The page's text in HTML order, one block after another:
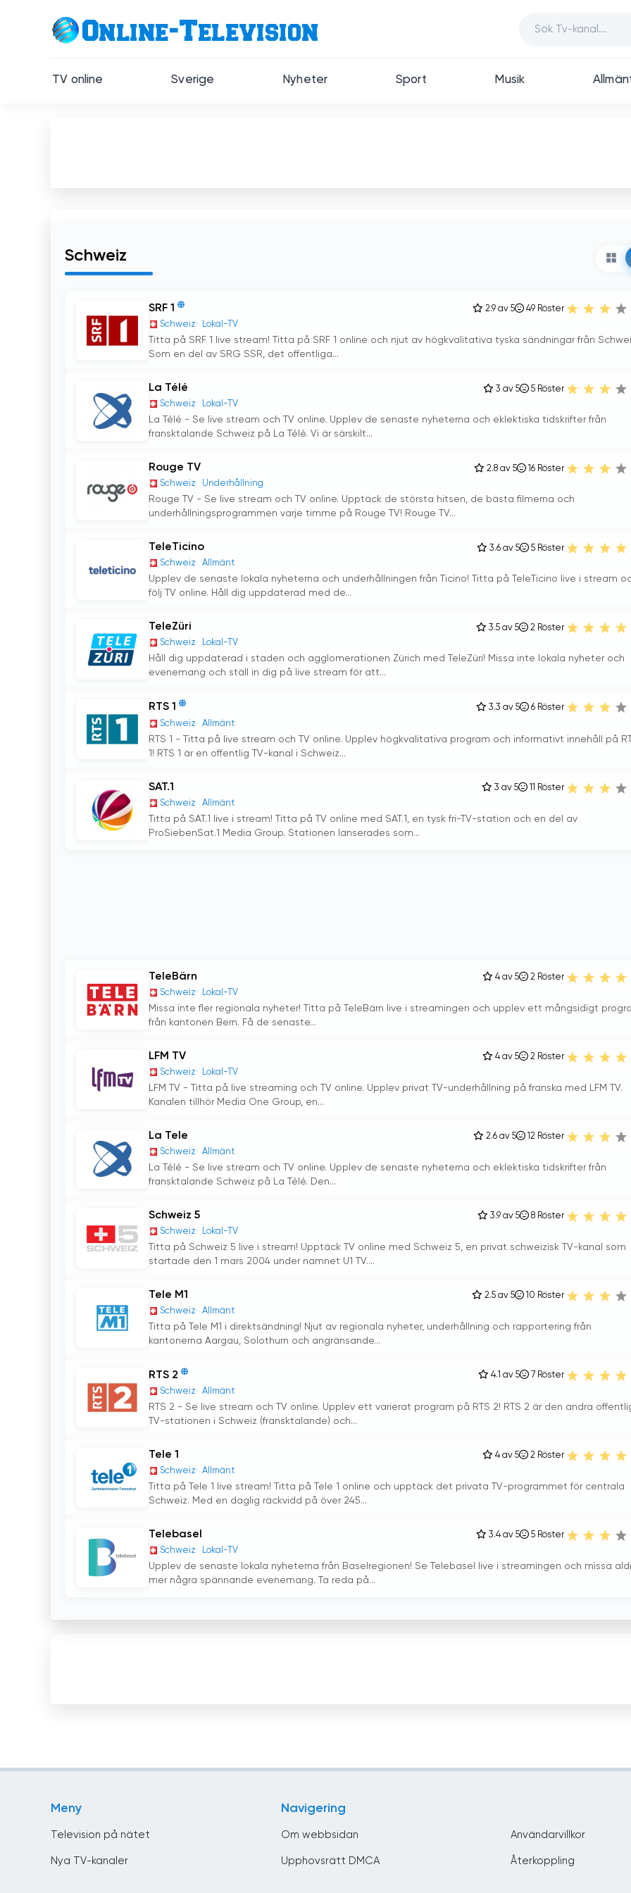
TV online Sverige Nyheter Sport Musik
Schweiz
SRF 1
Schweiz Lokal-TV
2.9 av 5 49 Röster
Titta på SRF 1 live stream! Titta på SRF 1 online och njut av högkvalitativa tyska sändningar från
Som en del av SRG SSR, det offentliga...
La Télé
Schweiz Lokal-TV
3 av 5 5 Röster
La Télé - Se live stream och TV online. Upplev de senaste nyheterna och eklektiska tidskrifter från
fransktalande Schweiz på La Télé. Vi är särskilt...
Rouge TV
Schweiz Underhållning
2.8 av 5 16 Röster
Rouge TV - Se live stream och TV online. Upptäck de största hitsen, de bästa filmerna och
underhållningsprogrammen varje timme på Rouge TV! Rouge TV...
TeleTicino
Schweiz Allmänt
3.6 av 5 5 Röster
Upplev de senaste lokala nyheterna och underhållningen från Ticino! Titta på TeleTicino live i stream
följ TV online. Håll dig uppdaterad med de...
TeleZüri
Schweiz Lokal-TV
3.5 av 5 2 Röster
Håll dig uppdaterad i staden och agglomerationen Zürich med TeleZüri! Missa inte lokala nyheter och
evenemang och ställ in dig på live stream för att...
RTS 1
Schweiz Allmänt
3.3 av 5 6 Röster
RTS 1 - Titta på live stream och TV online. Upplev högkvalitativa program och informativt innehåll på
1! RTS 1 är en offentlig TV-kanal i Schweiz...
SAT.1
Schweiz Allmänt
3 av 5 Röster
Titta på SAT.1 live i stream! Titta på TV online med SAT.1, en tysk fri-TV-station och en del av
ProSiebenSat.1 Media Group. Stationen lanserades som...
TeleBärn
Schweiz Lokal-TV
4 av 5 2 Röster
Missa inte fler regionala nyheter! Titta på TeleBärn live i streamingen och upplev ett mångsidigt
från kantonen Bern. Få de senaste...
LFM TV
Schweiz Lokal-TV
4 av 5 2 Röster
LFM TV - Titta på live streaming och TV online. Upplev privat TV-underhållning på franska med LFM TV.
Kanalen tillhör Media One Group, en...
La Tele
Schweiz Allmänt
2.6 av 5 12 Röster
La Télé - Se live stream och TV online. Upplev de senaste nyheterna och eklektiska tidskrifter från
fransktalande Schweiz på La Télé. Den...
Schweiz 5
Schweiz Lokal-TV
3.9 av 5 8 Röster
Titta på Schweiz 5 live i stream! Upptäck TV online med Schweiz 5, en privat schweizisk TV-kanal som
startade den 1 mars 2004 under namnet U1 TV....
Tele M1
Schweiz Allmänt
2.5 av 5 10 Röster
Titta på Tele M1 i direktsändning! Njut av regionala nyheter, underhållning och rapportering från
kantonerna Aargau, Solothurn och angränsande...
RTS 2
Schweiz Allmänt
4.1 av 5 7 Röster
RTS 2 - Se live stream och TV online. Upplev ett varierat program på RTS 2! RTS 2 är den andra
TV-stationen i Schweiz (fransktalande) och...
Tele 1
Schweiz Allmänt
4 av 5 2 Röster
Titta på Tele 1 live stream! Titta på Tele 1 online och upptäck det privata TV-programmet för centrala
Schweiz. Med en daglig räckvidd på över 245...
Telebasel
Schweiz Lokal-TV
3.4 av 5 5 Röster
Upplev de senaste lokala nyheterna från Baselregionen! Se Telebasel live i streamingen och missa
mer några spännande evenemang. Ta reda på...
Meny
Television på nätet
Nya TV-kanaler
Navigering
Om webbsidan
Upphovsrätt DMCA
Användarvillkor
Återkoppling